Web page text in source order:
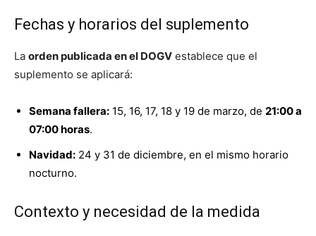
Fechas y horarios del suplemento
La orden publicada en el DOGV establece que el
suplemento se aplicará:
Semana fallera: 15, 16, 17, 18 y 19 de marzo, de 21:00 a
07:00 horas.
Navidad: 24 y 31 de diciembre, en el mismo horario
nocturno.
Contexto y necesidad de la medida